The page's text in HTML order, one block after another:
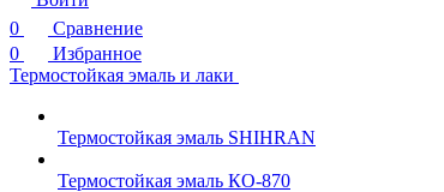
0
Сравнение
0
Избранное
Термостойкая эмаль и лаки
Термостойкая эмаль SHIHRAN
Термостойкая эмаль КО-870